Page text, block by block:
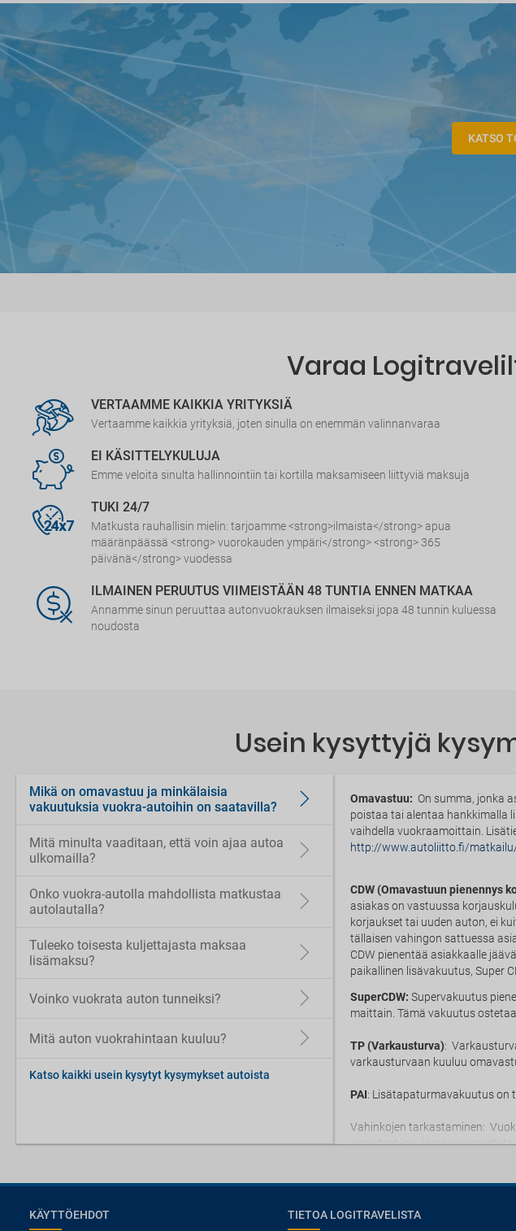
KATSO
Varaa
VERTAAMME KAIKKIA YRITYKSIÄ
Vertaamme kaikkia yrityksiä, joten sinulla on enemmän valinnanvaraa
EI KÄSITTELYKULUJA
Emme veloita sinulta hallinnointiin tai kortilla maksamiseen liittyviä maksuja
TUKI 24/7
Matkusta rauhallisin mielin: tarjoamme <strong>ilmaista</strong> apua
määränpäässä <strong> vuorokauden ympäri</strong> <strong> 365
päivänä</strong> vuodessa
ILMAINEN PERUUTUS VIIMEISTÄÄN 48 TUNTIA ENNEN MATKAA
Annamme sinun peruuttaa autonvuokrauksen ilmaiseksi jopa 48 tunnin kuluessa
noudosta
Usein kysyttyjä
Mikä on omavastuu ja minkälaisia
vakuutuksia vuokra-autoihin on saatavilla?
Mitä minulta vaaditaan, että voin ajaa autoa
ulkomailla?
Onko vuokra-autolla mahdollista matkustaa
autolautalla?
Tuleeko toisesta kuljettajasta maksaa
lisämaksu?
Voinko vuokrata auton tunneiksi?
Mitä auton vuokrahintaan kuuluu?
Katso kaikki usein kysytyt kysymykset autoista
Omavastuu: On summa, jonka
poistaa tai alentaa hankkimalla
vaihdella vuokraamoittain.
http://www.autoliitto.fi/
CDW (Omavastuun pienennys
asiakas on vastuussa
korjaukset tai uuden auton, ei
tällaisen vahingon sattuessa
CDW pienentää asiakkaalle
paikallinen lisävakuutus, Super
SuperCDW: Supervakuutus
maittain. Tämä vakuutus
TP (Varkausturva):
varkausturvaan kuuluu
PAI: Lisätapaturmavakuutus on
Vahinkojen tarkastaminen:
varusteet jne., ja näin
KÄYTTÖEHDOT TIETOA LOGITRAVELISTA